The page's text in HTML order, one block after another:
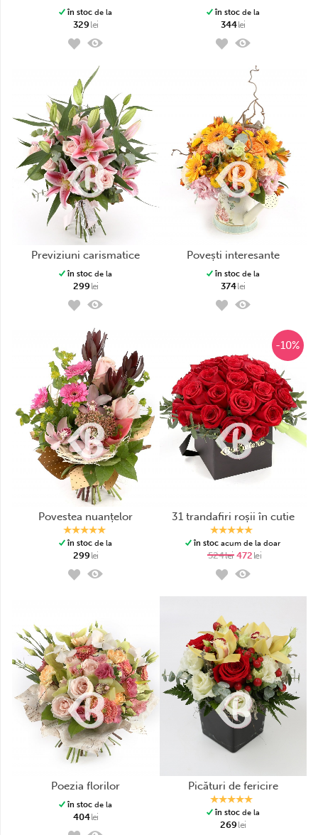
în stoc de la
329lei
în stocde la
344lei
previziuni carismatice
în stoc de la
299lei
povești interesante
în stocde la
374lei
povestea nuanțelor
în stoc de la
299lei
-10%
31 trandafiri roșii în cutie
în stoc acum de la doar
524lei 472 lei
poezia florilor
în stoc de la
404lei
picături de fericire
în stocde la
269lei